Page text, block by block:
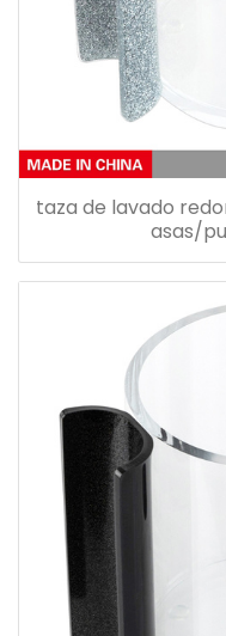
taza de lavado
asas/